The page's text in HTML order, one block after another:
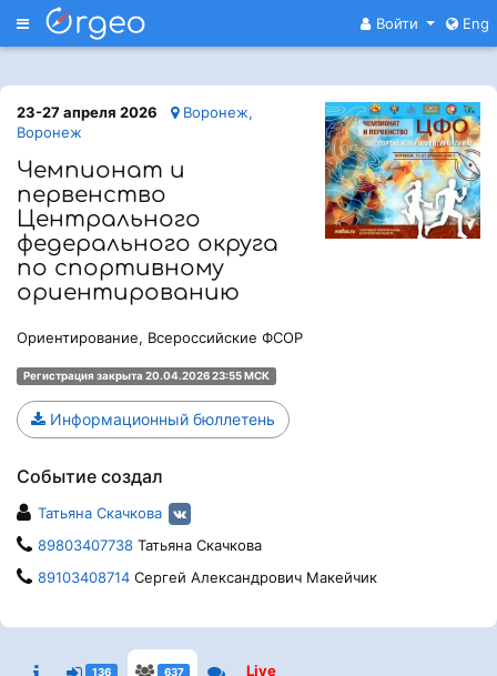
Меню Войти Eng
23-27 апреля 2026
Воронеж,
Воронеж
Чемпионат и
первенство
Центрального
федерального округа
по спортивному
ориентированию
Ориентирование, Всероссийские ФСОР
Регистрация закрыта 20.04.2026 23:55 МСК
Информационный бюллетень
Событие создал
Татьяна Скачкова
89803407738 Татьяна Скачкова
89103408714 Сергей Александрович Макейчик
136 637 Live